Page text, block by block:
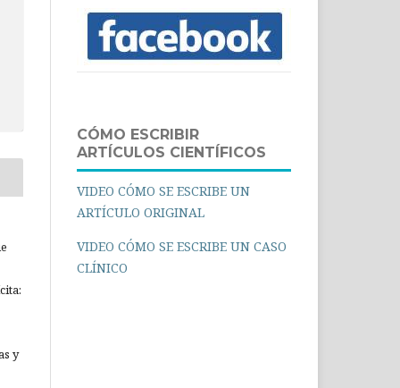
y
CÓMO ESCRIBIR
ARTÍCULOS CIENTÍFICOS
VIDEO CÓMO SE ESCRIBE UN
ARTÍCULO ORIGINAL
VIDEO CÓMO SE ESCRIBE UN CASO
CLÍNICO